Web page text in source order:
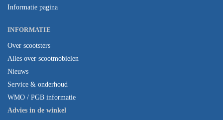
Informatie pagina
INFORMATIE
Over scootsters
Alles over scootmobielen
Nieuws
Service & onderhoud
WMO / PGB informatie
Advies in de winkel